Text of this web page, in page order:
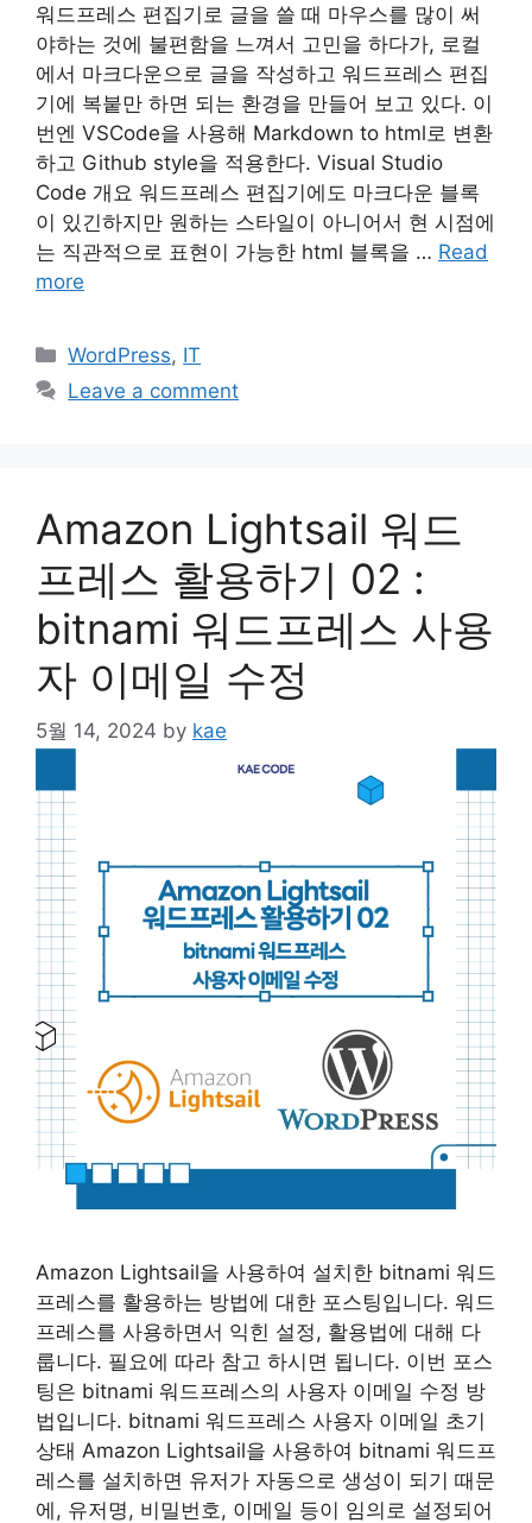
워드프레스 편집기로 글을 쓸 때 마우스를 많이 써
야하는 것에 불편함을 느껴서 고민을 하다가, 로컬
에서 마크다운으로 글을 작성하고 워드프레스 편집
기에 복붙만 하면 되는 환경을 만들어 보고 있다. 이
번엔 VSCode을 사용해 Markdown to html로 변환
하고 Github style을 적용한다. Visual Studio
Code 개요 워드프레스 편집기에도 마크다운 블록
이 있긴하지만 원하는 스타일이 아니어서 현 시점에
는 직관적으로 표현이 가능한 html 블록을 … Read
more
Categories
WordPress, IT
Leave a comment
Amazon Lightsail 워드
프레스 활용하기 02 :
bitnami 워드프레스 사용
자 이메일 수정
5월 14, 2024 by kae
Amazon Lightsail을 사용하여 설치한 bitnami 워드
프레스를 활용하는 방법에 대한 포스팅입니다. 워드
프레스를 사용하면서 익힌 설정, 활용법에 대해 다
룹니다. 필요에 따라 참고 하시면 됩니다. 이번 포스
팅은 bitnami 워드프레스의 사용자 이메일 수정 방
법입니다. bitnami 워드프레스 사용자 이메일 초기
상태 Amazon Lightsail을 사용하여 bitnami 워드프
레스를 설치하면 유저가 자동으로 생성이 되기 때문
에, 유저명, 비밀번호, 이메일 등이 임의로 설정되어